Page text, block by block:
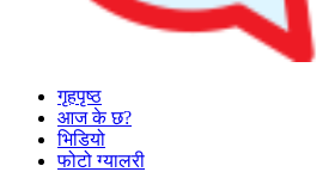
गृहपृष्ठ
आज के छ?
भिडियो
फोटो ग्यालरी